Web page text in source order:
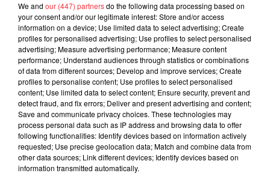
est prévue pour 2019.
Cet élément est masqué compte-tenu du refus du
dépôt de cookies que vous avez exprimé. Si vous
souhaitez l'afficher, merci de nous donner votre accord
en cliquant sur le bouton ci-dessous.
Afficher l'élément
We and our (447) partnersdo the following data processing based on
your consent and/or our legitimate interest: Store and/or access
information on a device; Use limited data to select advertising; Create
profiles for personalised advertising; Use profiles to select personalised
advertising; Measure advertising performance; Measure content
performance; Understand audiences through statistics or combinations
of data from different sources; Develop and improve services; Create
profiles to personalise content; Use profiles to select personalised
content; Use limited data to select content; Ensure security, prevent and
detect fraud, and fix errors; Deliver and present advertising and content;
Save and communicate privacy choices. These technologies may
process personal data such as IP address and browsing data to offer
following functionalities: Identify devices based on information actively
requested; Use precise geolocation data; Match and combine data from
other data sources; Link different devices; Identify devices based on
information transmitted automatically.